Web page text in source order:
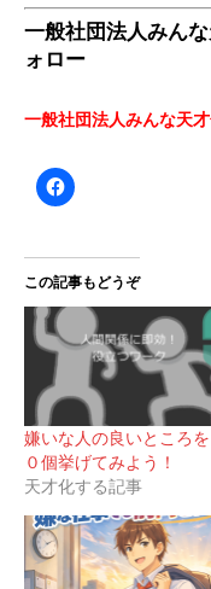
一般社団法人みん
ォロー
一般社団法人みんな天
この記事もどうぞ
嫌いな人の良いところを
０個挙げてみよう！
天才化する記事